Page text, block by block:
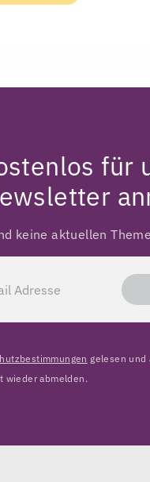
für
keine aktuellen
gelesen und
wieder abmelden.